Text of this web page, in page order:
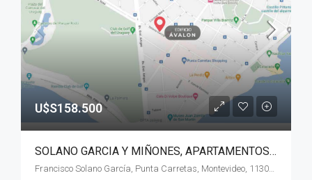
U$S158.500
SOLANO GARCIA Y MIÑONES, APARTAMENTOS A ESTRENAR!!
Francisco Solano García, Punta Carretas, Montevideo, 11303, Uruguay